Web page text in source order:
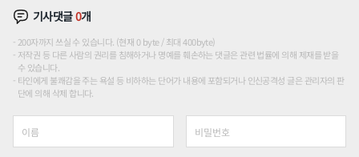
기사댓글0개
200자까지 쓰실 수 있습니다. (현재 0 byte / 최대 400byte)
저작권 등 다른 사람의 권리를 침해하거나 명예를 훼손하는 댓글은 관련 법률에 의해 제재를 받을
수 있습니다.
타인에게 불쾌감을 주는 욕설 등 비하하는 단어가 내용에 포함되거나 인신공격성 글은 관리자의 판
단에 의해 삭제 합니다.